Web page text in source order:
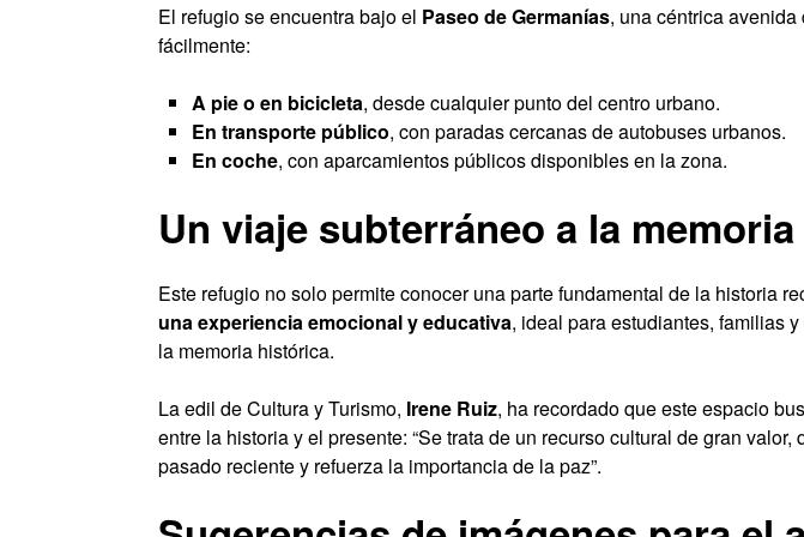
El refugio se encuentra bajo el Paseo de Germanías, una céntrica
fácilmente:
A pie o en bicicleta, desde cualquier punto del centro urbano.
En transporte público, con paradas cercanas de autobuses urbanos.
En coche, con aparcamientos públicos disponibles en la zona.
Un viaje subterráneo a la memoria
Este refugio no solo permite conocer una parte fundamental de la historia
una experiencia emocional y educativa, ideal para estudiantes, familias
la memoria histórica.
La edil de Cultura y Turismo, Irene Ruiz, ha recordado que este espacio
entre la historia y el presente: “Se trata de un recurso cultural de gran
pasado reciente y refuerza la importancia de la paz”.